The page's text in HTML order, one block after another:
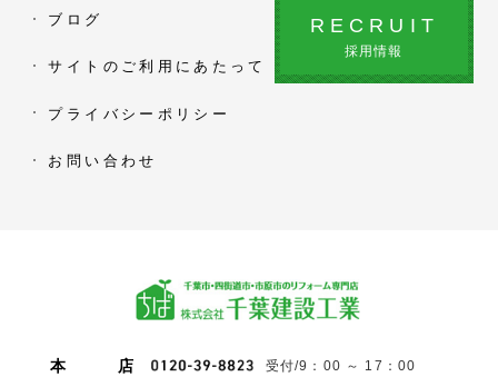
ブログ
サイトのご利用にあたって
プライバシーポリシー
お問い合わせ
RECRUIT
採用情報
本 店 受付/9：00 ～ 17：00